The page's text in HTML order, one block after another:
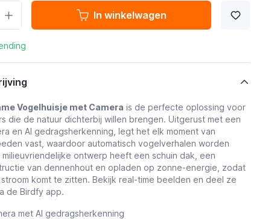
In winkelwagen
Vogelhuisje met Camera is de perfecte oplossing voor
die de natuur dichterbij willen brengen. Uitgerust met een
en AI gedragsherkenning, legt het elk moment van
vast, waardoor automatisch vogelverhalen worden
ontwerp heeft een schuin dak, een
van dennenhout en opladen op zonne-energie, zodat
komt te zitten. Bekijk real-time beelden en deel ze
de Birdfy app.
met AI gedragsherkenning